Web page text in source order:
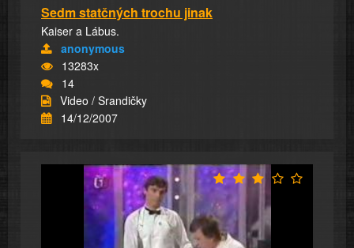
Sedm statčných trochu jinak
Kaiser a Lábus.
anonymous
13283x
14
Video / Srandičky
14/12/2007